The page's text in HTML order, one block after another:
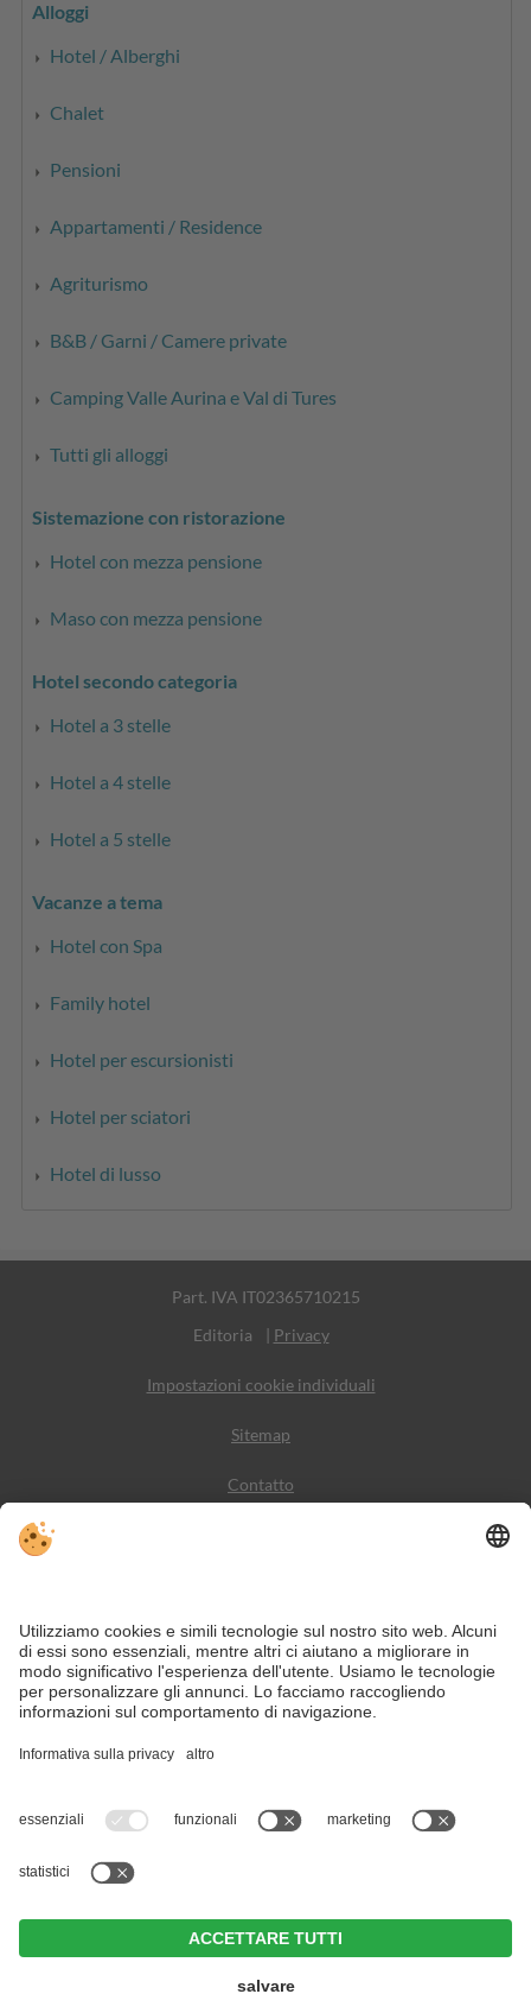
Alloggi
Hotel / Alberghi
Chalet
Pensioni
Appartamenti / Residence
Agriturismo
B&B / Garni / Camere private
Camping Valle Aurina e Val di Tures
Tutti gli alloggi
Sistemazione con ristorazione
Hotel con mezza pensione
Maso con mezza pensione
Hotel secondo categoria
Hotel a 3 stelle
Hotel a 4 stelle
Hotel a 5 stelle
Vacanze a tema
Hotel con Spa
Family hotel
Hotel per escursionisti
Hotel per sciatori
Hotel di lusso
Part. IVA IT02365710215
Editoria
| Privacy
Impostazioni cookie individuali
Sitemap
Contatto
VIVODolomiti è il portale di viaggio per una vacanza in
montagna indimenticabile – con alloggi e offerte nelle
Dolomiti, Patrimonio Naturale dell’Umanità UNESCO.
Nonostante il lavoro accurato e il costante aggiornamento dei contenuti, si
possono verificare errori. Non garantiamo la correttezza e la completezza di
tutte le informazioni.
Per motivi di sicurezza, si prega di verificare chiedendo direttamente sul posto